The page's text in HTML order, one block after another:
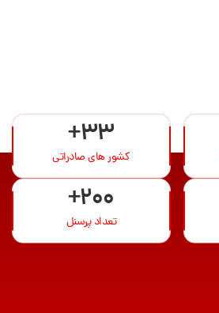
+33
کشور های صادراتی
+200
تعداد پرسنل